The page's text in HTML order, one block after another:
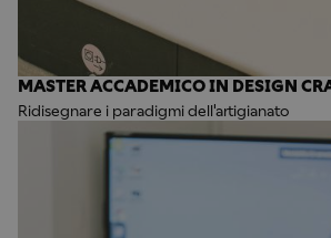
MASTER ACCADEMICO IN DESIGN
Ridisegnare i paradigmi dell'artigianato